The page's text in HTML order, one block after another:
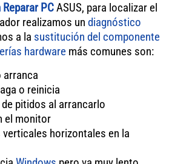
PCASUS, para localizar el
realizamos un diagnóstico
a la sustitución del componente
hardware más comunes son:
arranca
o reinicia
pitidos al arrancarlo
el monitor
verticales horizontales en la